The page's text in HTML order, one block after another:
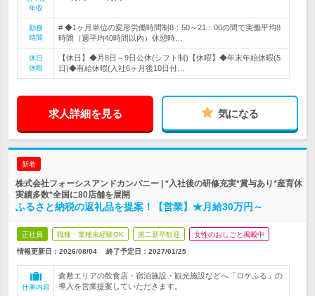
年収
勤務
時間
# ◆1ヶ月単位の変形労働時間制8：50～21：00の間で実働平均8
時間（週平均40時間以内）休憩時…
休日
休暇
【休日】◆月8日～9日公休(シフト制)【休暇】◆年末年始休暇(5
日)◆有給休暇(入社6ヶ月後10日付…
求人詳細を見る 気になる
新着
株式会社フォーシスアンドカンパニー | *入社後の研修充実*賞与あり*産育休
実績多数*全国に80店舗を展開
ふるさと納税の返礼品を提案！【営業】★月給30万円～
正社員 職種・業種未経験OK 第二新卒歓迎 女性のおしごと掲載中
情報更新日：2026/08/04 終了予定日： 2027/01/25
仕事内容
倉敷エリアの飲食店・宿泊施設・観光施設などへ「ロケふる」の
導入を営業提案していただきます。